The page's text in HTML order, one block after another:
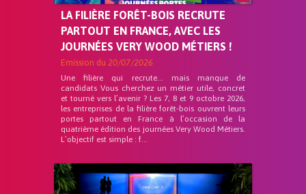
LA FILIÈRE FORÊT-BOIS RECRUTE
PARTOUT EN FRANCE, AVEC LES
JOURNÉES VERY WOOD MÉTIERS !
Emission du 20/07/2026
Une filière qui recrute… mais manque de
candidats Vous cherchez un métier utile, concret
et tourné vers l’avenir ? Les 7, 8 et 9 octobre 2026,
les entreprises de la filière forêt-bois ouvrent leurs
portes partout en France à l’occasion de la
quatrième édition des journées Very Wood Métiers.
L’objectif est simple : f...